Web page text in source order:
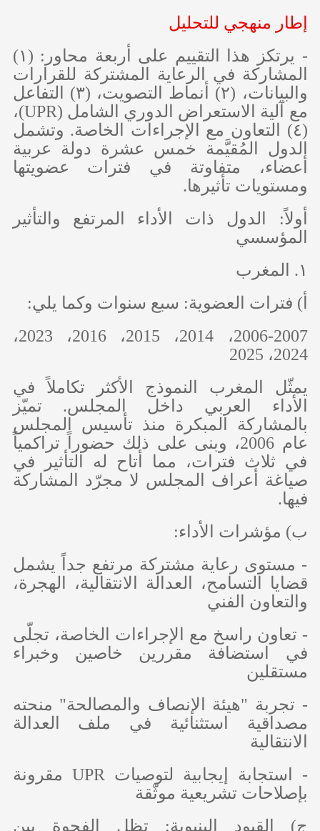
إطار منهجي للتحليل
- يرتكز هذا التقييم على أربعة محاور: (١)
المشاركة في الرعاية المشتركة للقرارات
والبيانات، (٢) أنماط التصويت، (٣) التفاعل
مع آلية الاستعراض الدوري الشامل (UPR)،
(٤) التعاون مع الإجراءات الخاصة. وتشمل
الدول المُقيَّمة خمس عشرة دولة عربية
أعضاء، متفاوتة في فترات عضويتها
ومستويات تأثيرها.
أولاً: الدول ذات الأداء المرتفع والتأثير
المؤسسي
١. المغرب
‌أ) فترات العضوية: سبع سنوات وكما يلي:
2006-2007، 2014، 2015، 2016، 2023،
2024، 2025
يمثّل المغرب النموذج الأكثر تكاملاً في
الأداء العربي داخل المجلس. تميّز
بالمشاركة المبكرة منذ تأسيس المجلس
عام 2006، وبنى على ذلك حضوراً تراكمياً
في ثلاث فترات، مما أتاح له التأثير في
صياغة أعراف المجلس لا مجرّد المشاركة
فيها.
‌ب) مؤشرات الأداء:
- مستوى رعاية مشتركة مرتفع جداً يشمل
قضايا التسامح، العدالة الانتقالية، الهجرة،
والتعاون الفني
- تعاون راسخ مع الإجراءات الخاصة، تجلّى
في استضافة مقررين خاصين وخبراء
مستقلين
- تجربة "هيئة الإنصاف والمصالحة" منحته
مصداقية استثنائية في ملف العدالة
الانتقالية
- استجابة إيجابية لتوصيات UPR مقرونة
بإصلاحات تشريعية موثّقة
‌ج) القيود البنيوية: تظل الفجوة بين